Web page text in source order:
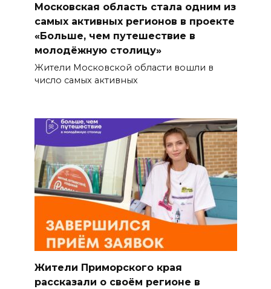
Московская область стала одним из
самых активных регионов в проекте
«Больше, чем путешествие в
молодёжную столицу»
Жители Московской области вошли в
число самых активных
Жители Приморского края
рассказали о своём регионе в